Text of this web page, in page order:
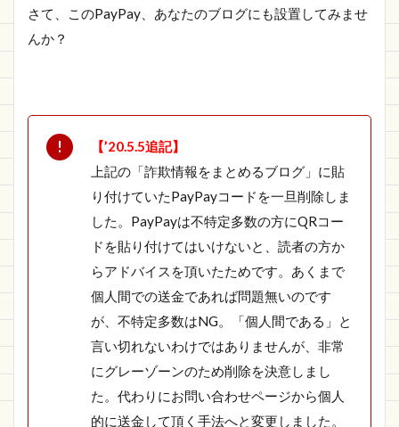
さて、このPayPay、あなたのブログにも設置してみませ
んか？
【’20.5.5追記】
上記の「詐欺情報をまとめるブログ」に貼
り付けていたPayPayコードを一旦削除しま
した。PayPayは不特定多数の方にQRコー
ドを貼り付けてはいけないと、読者の方か
らアドバイスを頂いたためです。あくまで
個人間での送金であれば問題無いのです
が、不特定多数はNG。「個人間である」と
言い切れないわけではありませんが、非常
にグレーゾーンのため削除を決意しまし
た。代わりにお問い合わせページから個人
的に送金して頂く手法へと変更しました。